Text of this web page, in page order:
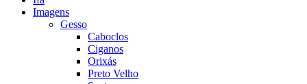
Imagens
Gesso
Caboclos
Ciganos
Orixás
Preto Velho